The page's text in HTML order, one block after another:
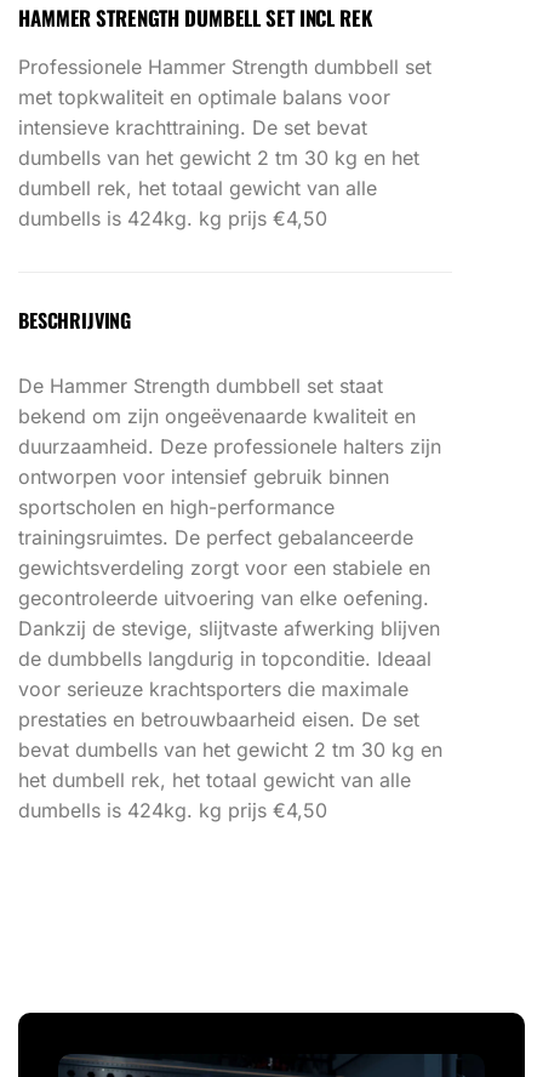
HAMMER STRENGTH DUMBELL SET INCL REK
Professionele Hammer Strength dumbbell set
met topkwaliteit en optimale balans voor
intensieve krachttraining. De set bevat
dumbells van het gewicht 2 tm 30 kg en het
dumbell rek, het totaal gewicht van alle
dumbells is 424kg. kg prijs €4,50
BESCHRIJVING
De Hammer Strength dumbbell set staat
bekend om zijn ongeëvenaarde kwaliteit en
duurzaamheid. Deze professionele halters zijn
ontworpen voor intensief gebruik binnen
sportscholen en high-performance
trainingsruimtes. De perfect gebalanceerde
gewichtsverdeling zorgt voor een stabiele en
gecontroleerde uitvoering van elke oefening.
Dankzij de stevige, slijtvaste afwerking blijven
de dumbbells langdurig in topconditie. Ideaal
voor serieuze krachtsporters die maximale
prestaties en betrouwbaarheid eisen. De set
bevat dumbells van het gewicht 2 tm 30 kg en
het dumbell rek, het totaal gewicht van alle
dumbells is 424kg. kg prijs €4,50